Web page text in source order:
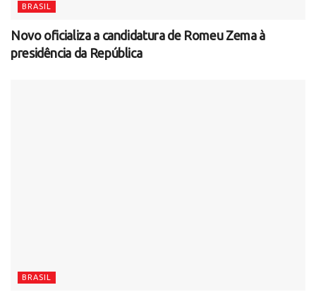
BRASIL
Novo oficializa a candidatura de Romeu Zema à
presidência da República
BRASIL